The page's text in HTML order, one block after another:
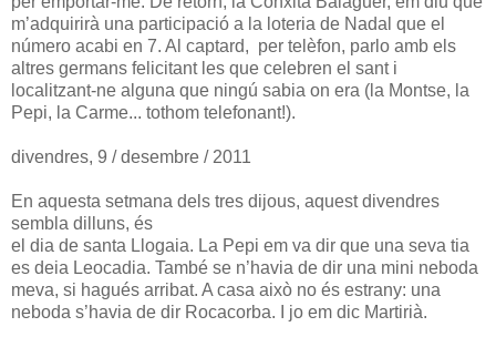
m’adquirirà una participació a la loteria de Nadal que el
número acabi en 7. Al captard, per telèfon, parlo amb els
altres germans felicitant les que celebren el sant i
localitzant-ne alguna que ningú sabia on era (la Montse, la
Pepi, la Carme... tothom telefonant!).
divendres, 9 / desembre / 2011
En aquesta setmana dels tres dijous, aquest divendres
sembla dilluns, és
el dia de santa Llogaia. La Pepi em va dir que una seva tia
es deia Leocadia. També se n’havia de dir una mini neboda
meva, si hagués arribat. A casa això no és estrany: una
neboda s’havia de dir Rocacorba. I jo em dic Martirià.